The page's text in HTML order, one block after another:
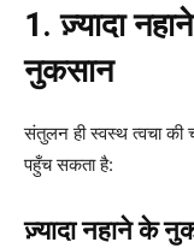
1. ज़्यादा
नुकसान
संतुलन ही स्वस्थ त्वचा की
पहुँच सकता है:
ज़्यादा नहाने के